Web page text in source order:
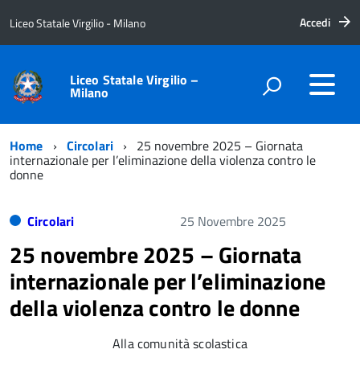
Liceo Statale Virgilio - Milano Accedi
Liceo Statale Virgilio –
Milano
Home Circolari 25 novembre 2025 – Giornata
internazionale per l’eliminazione della violenza contro le
donne
Circolari 25 Novembre 2025
25 novembre 2025 – Giornata
internazionale per l’eliminazione
della violenza contro le donne
Alla comunità scolastica